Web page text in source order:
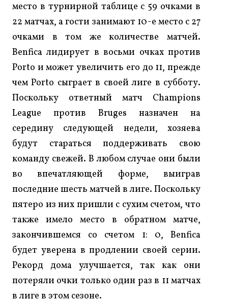
место в турнирной таблице с 59 очками в
22 матчах, а гости занимают 10-е место с 27
очками в том же количестве матчей.
Benfica лидирует в восьми очках против
Porto и может увеличить его до 11, прежде
чем Porto сыграет в своей лиге в субботу.
Поскольку ответный матч Champions
League против Bruges назначен на
середину следующей недели, хозяева
будут стараться поддерживать свою
команду свежей. В любом случае они были
во впечатляющей форме, выиграв
последние шесть матчей в лиге. Поскольку
пятеро из них пришли с сухим счетом, что
также имело место в обратном матче,
закончившемся со счетом 1: 0, Benfica
будет уверена в продлении своей серии.
Рекорд дома улучшается, так как они
потеряли очки только один раз в 11 матчах
в лиге в этом сезоне.